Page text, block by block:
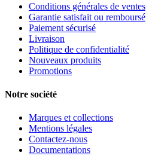
Conditions générales de ventes
Garantie satisfait ou remboursé
Paiement sécurisé
Livraison
Politique de confidentialité
Nouveaux produits
Promotions
Notre société
Marques et collections
Mentions légales
Contactez-nous
Documentations